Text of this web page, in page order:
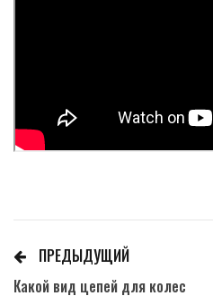
ПРЕДЫДУЩИЙ
Какой вид цепей для колес